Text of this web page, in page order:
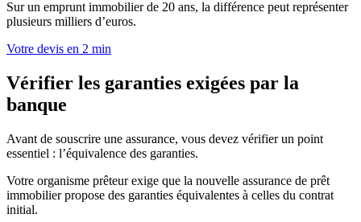
Sur un emprunt immobilier de 20 ans, la différence peut représenter
plusieurs milliers d’euros.
Votre devis en 2 min
Vérifier les garanties exigées par la
banque
Avant de souscrire une assurance, vous devez vérifier un point
essentiel : l’équivalence des garanties.
Votre organisme prêteur exige que la nouvelle assurance de prêt
immobilier propose des garanties équivalentes à celles du contrat
initial.